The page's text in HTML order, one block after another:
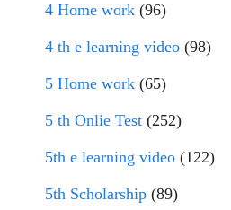
4 Home work (96)
4 th e learning video (98)
5 Home work (65)
5 th Onlie Test (252)
5th e learning video (122)
5th Scholarship (89)